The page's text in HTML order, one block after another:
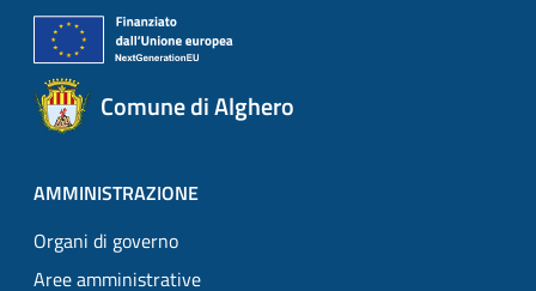
Comune di Alghero
AMMINISTRAZIONE
Organi di governo
Aree amministrative